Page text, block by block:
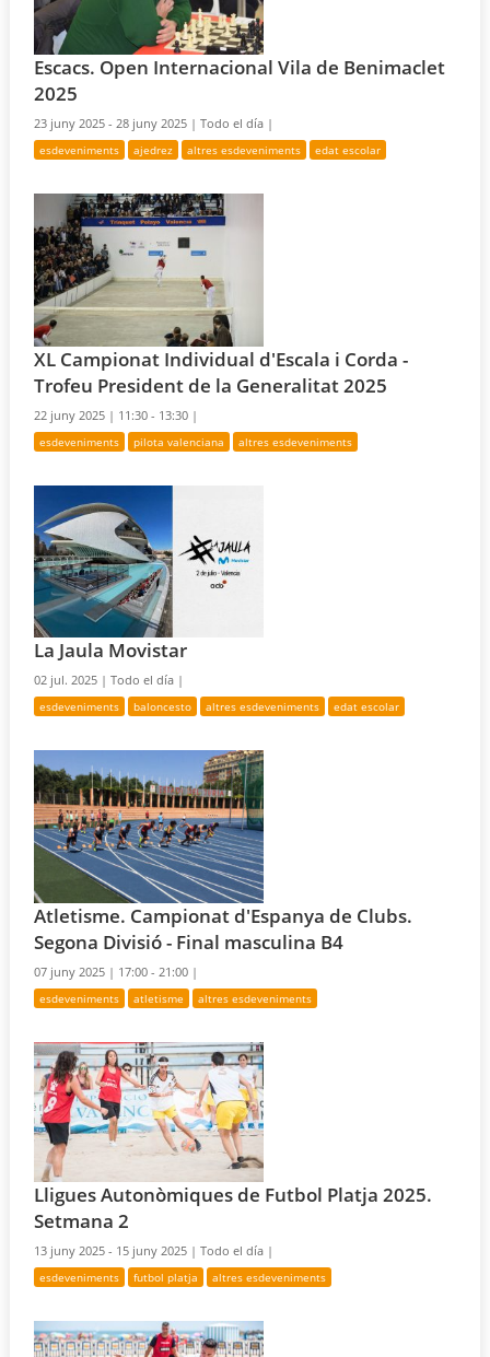
Escacs. Open Internacional Vila de Benimaclet
2025
23 juny 2025 - 28 juny 2025 |Todo el día |
esdeveniments ajedrez altres esdeveniments edat escolar
XL Campionat Individual d'Escala i Corda -
Trofeu President de la Generalitat 2025
22 juny 2025 | 11:30 - 13:30 |
esdeveniments pilota valenciana altres esdeveniments
La Jaula Movistar
02 jul. 2025 |Todo el día |
esdeveniments baloncesto altres esdeveniments edat escolar
Atletisme. Campionat d'Espanya de Clubs.
Segona Divisió - Final masculina B4
07 juny 2025 | 17:00 - 21:00 |
esdeveniments atletisme altres esdeveniments
Lligues Autonòmiques de Futbol Platja 2025.
Setmana 2
13 juny 2025 - 15 juny 2025 |Todo el día |
esdeveniments futbol platja altres esdeveniments